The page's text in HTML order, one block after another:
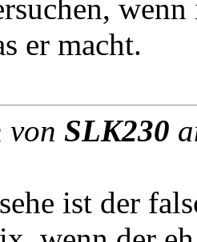
er macht.
von SLK230
ist der